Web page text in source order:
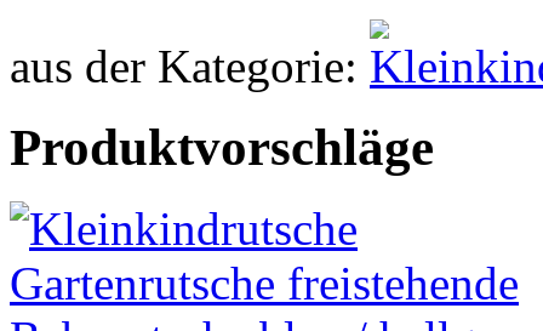
aus der Kategorie:
Produktvorschläge